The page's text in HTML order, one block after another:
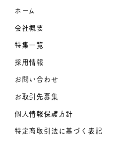
ホーム
会社概要
特集一覧
採用情報
お問い合わせ
お取引先募集
個人情報保護方針
特定商取引法に基づく表記